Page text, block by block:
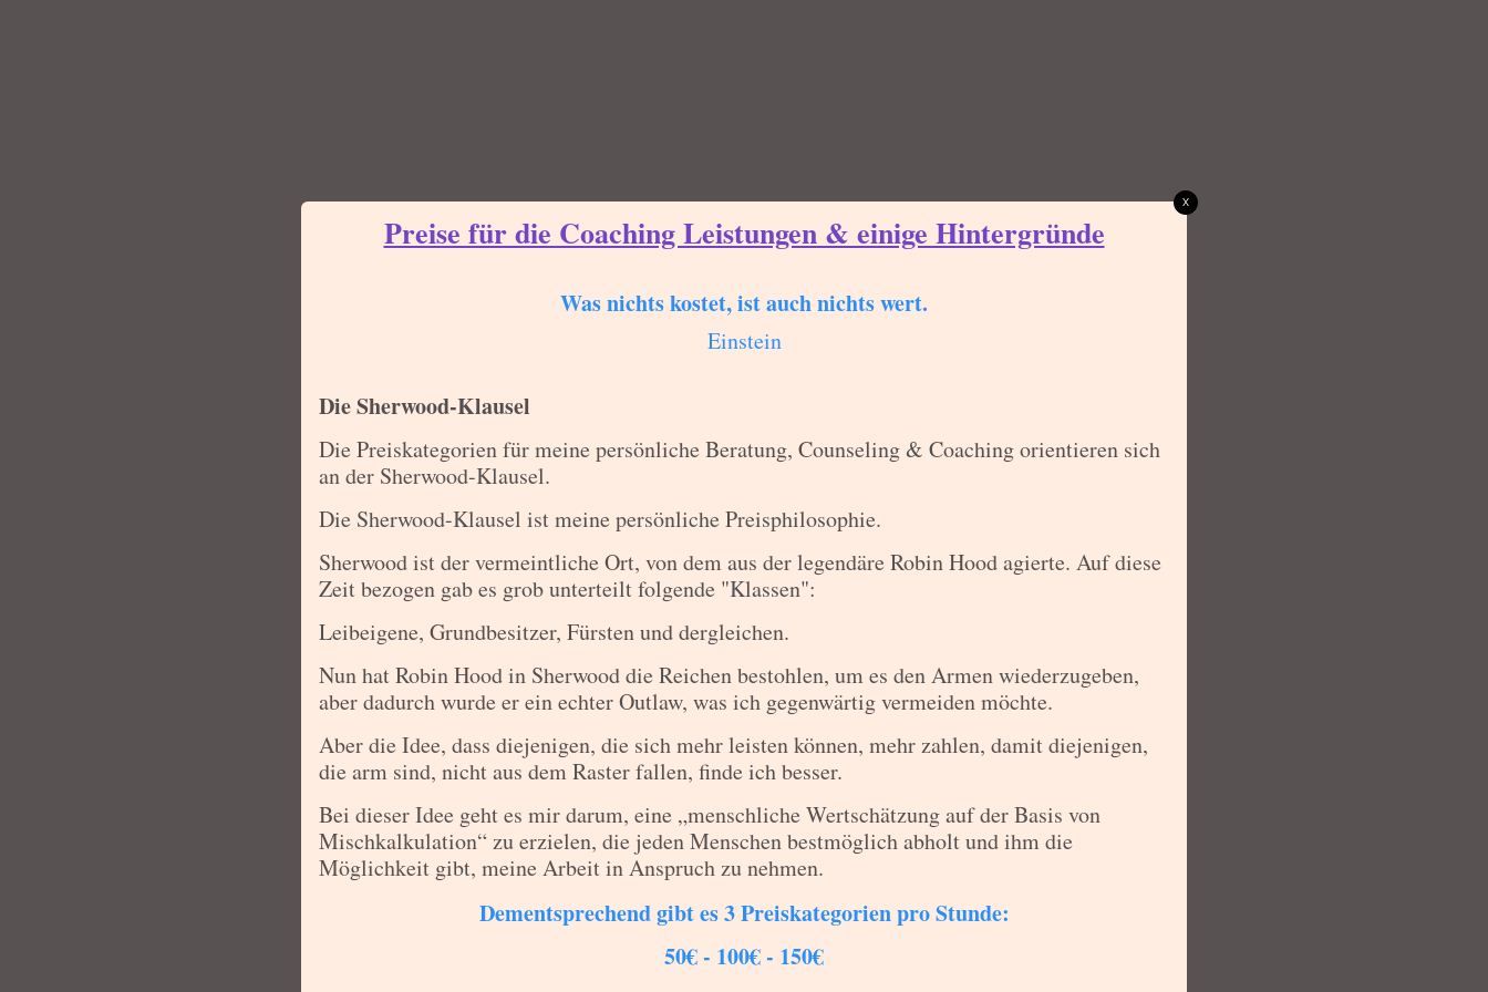
Preise für die Coaching Leistungen & einige Hintergründe
Was nichts kostet, ist auch nichts wert.
Einstein
Die Sherwood-Klausel
Die Preiskategorien für meine persönliche Beratung, Counseling & Coaching orientieren sich
an der Sherwood-Klausel.
Die Sherwood-Klausel ist meine persönliche Preisphilosophie.
Sherwood ist der vermeintliche Ort, von dem aus der legendäre Robin Hood agierte. Auf diese
Zeit bezogen gab es grob unterteilt folgende "Klassen":
Leibeigene, Grundbesitzer, Fürsten und dergleichen.
Nun hat Robin Hood in Sherwood die Reichen bestohlen, um es den Armen wiederzugeben,
aber dadurch ​wurde er ein echter Outlaw, was ich gegenwärtig vermeiden möchte.
Aber die Idee, dass diejenigen, die sich mehr leisten können, mehr zahlen, damit diejenigen,
die arm sind, nicht aus dem Raster fallen, finde ich besser.
Bei dieser Idee geht es mir darum, eine „menschliche Wertschätzung auf der Basis von
Mischkalkulation“ zu erzielen, die jeden Menschen bestmöglich abholt und ihm die
Möglichkeit gibt, meine Arbeit in Anspruch zu nehmen.
Dementsprechend gibt es 3 Preiskategorien pro Stunde:
50€ - 100€ - 150€
x